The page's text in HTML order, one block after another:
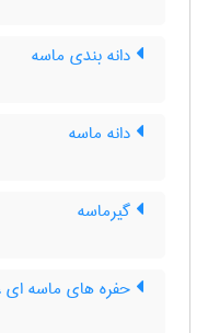
دانه بندی ماسه
دانه ماسه
گیرماسه
حفره های ماسه ای